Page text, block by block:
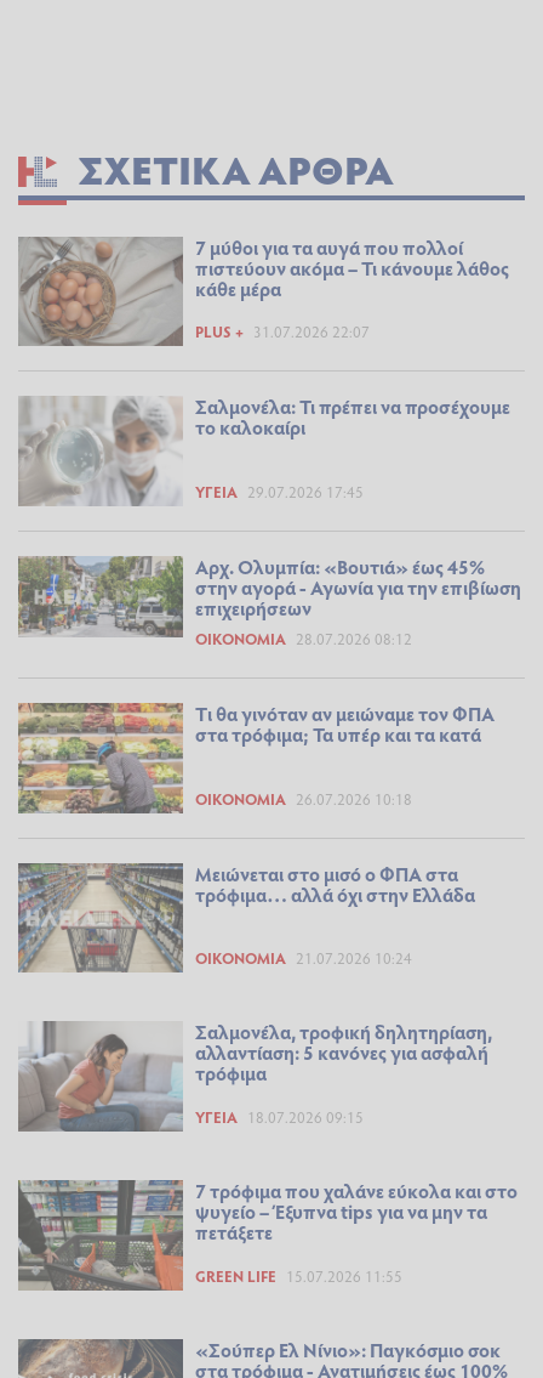
ΣΧΕΤΙΚΆ ΆΡΘΡΑ
7 μύθοι για τα αυγά που πολλοί
πιστεύουν ακόμα – Τι κάνουμε λάθος
κάθε μέρα
PLUS + 31.07.2026 22:07
Σαλμονέλα: Τι πρέπει να προσέχουμε
το καλοκαίρι
ΥΓΕΊΑ 29.07.2026 17:45
Αρχ. Ολυμπία: «Βουτιά» έως 45%
στην αγορά - Αγωνία για την επιβίωση
επιχειρήσεων
ΟΙΚΟΝΟΜΊΑ 28.07.2026 08:12
Tι θα γινόταν αν μειώναμε τον ΦΠΑ
στα τρόφιμα; Τα υπέρ και τα κατά
ΟΙΚΟΝΟΜΊΑ 26.07.2026 10:18
Μειώνεται στο μισό ο ΦΠΑ στα
τρόφιμα… αλλά όχι στην Ελλάδα
ΟΙΚΟΝΟΜΊΑ 21.07.2026 10:24
Σαλμονέλα, τροφική δηλητηρίαση,
αλλαντίαση: 5 κανόνες για ασφαλή
τρόφιμα
ΥΓΕΊΑ 18.07.2026 09:15
7 τρόφιμα που χαλάνε εύκολα και στο
ψυγείο – Έξυπνα tips για να μην τα
πετάξετε
GREEN LIFE 15.07.2026 11:55
«Σούπερ Ελ Νίνιο»: Παγκόσμιο σοκ
στα τρόφιμα - Ανατιμήσεις έως 100%